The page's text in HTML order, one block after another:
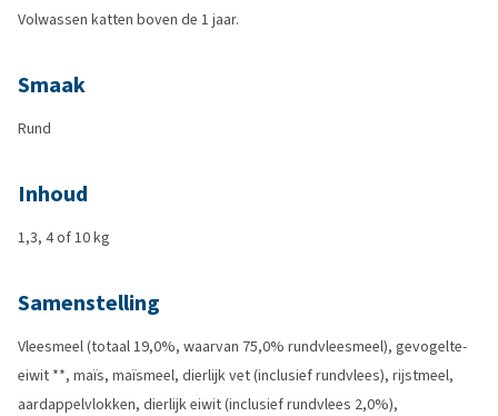
Volwassen katten boven de 1 jaar.
Smaak
Rund
Inhoud
1,3, 4 of 10 kg
Samenstelling
Vleesmeel (totaal 19,0%, waarvan 75,0% rundvleesmeel), gevogelte-
eiwit **, maïs, maïsmeel, dierlijk vet (inclusief rundvlees), rijstmeel,
aardappelvlokken, dierlijk eiwit (inclusief rundvlees 2,0%),